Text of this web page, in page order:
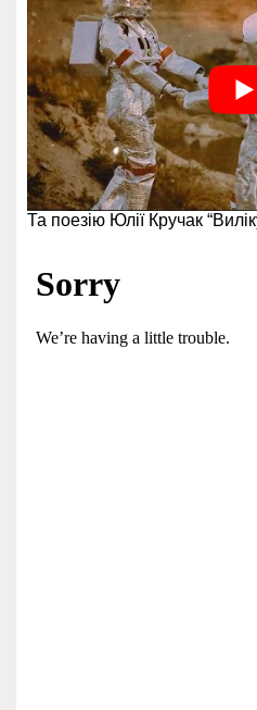
Та поезію Юлії Кручак